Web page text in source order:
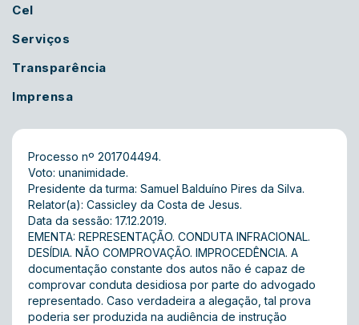
Cel
Serviços
Transparência
Imprensa
Processo nº 201704494.
Voto: unanimidade.
Presidente da turma: Samuel Balduíno Pires da Silva.
Relator(a): Cassicley da Costa de Jesus.
Data da sessão: 17.12.2019.
EMENTA: REPRESENTAÇÃO. CONDUTA INFRACIONAL.
DESÍDIA. NÃO COMPROVAÇÃO. IMPROCEDÊNCIA. A
documentação constante dos autos não é capaz de
comprovar conduta desidiosa por parte do advogado
representado. Caso verdadeira a alegação, tal prova
poderia ser produzida na audiência de instrução